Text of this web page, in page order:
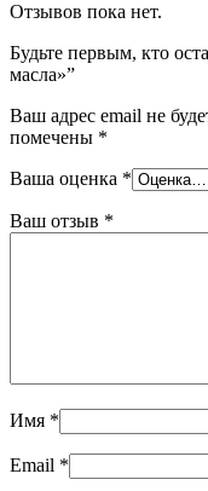
Отзывов пока нет.
Будьте первым, кто
масла»”
Ваш адрес email не
помечены *
Ваша оценка *
Ваш отзыв *
Имя *
Email *